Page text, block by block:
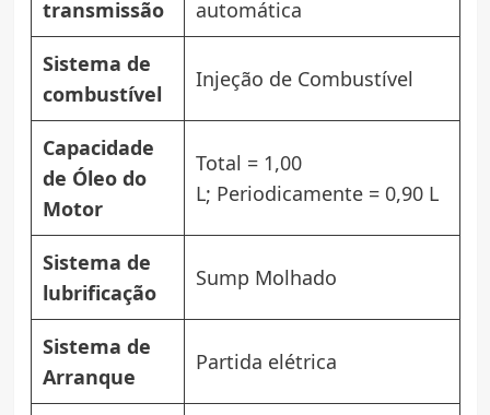
transmissão
automática
Sistema de
combustível
Injeção de Combustível
Capacidade
de Óleo do
Motor
Total = 1,00
L; Periodicamente = 0,90 L
Sistema de
lubrificação
Sump Molhado
Sistema de
Arranque
Partida elétrica